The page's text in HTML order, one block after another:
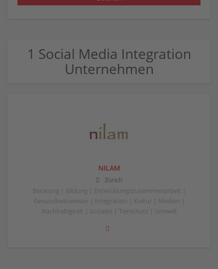
1 Social Media Integration
Unternehmen
NILAM
Zürich
Beratung | Bildung | Entwicklungszusammenarbeit |
Gesundheitswesen | Integration | Kultur | Medien |
Nachhaltigkeit | Soziales | Tierschutz | Umwelt